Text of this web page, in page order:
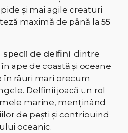
și mai agile creaturi
maximă de până la 55
specii de delfini, dintre
ape de coastă și oceane
în râuri mari precum
Delfinii joacă un rol
marine, menținând
de pești și contribuind
oceanic.